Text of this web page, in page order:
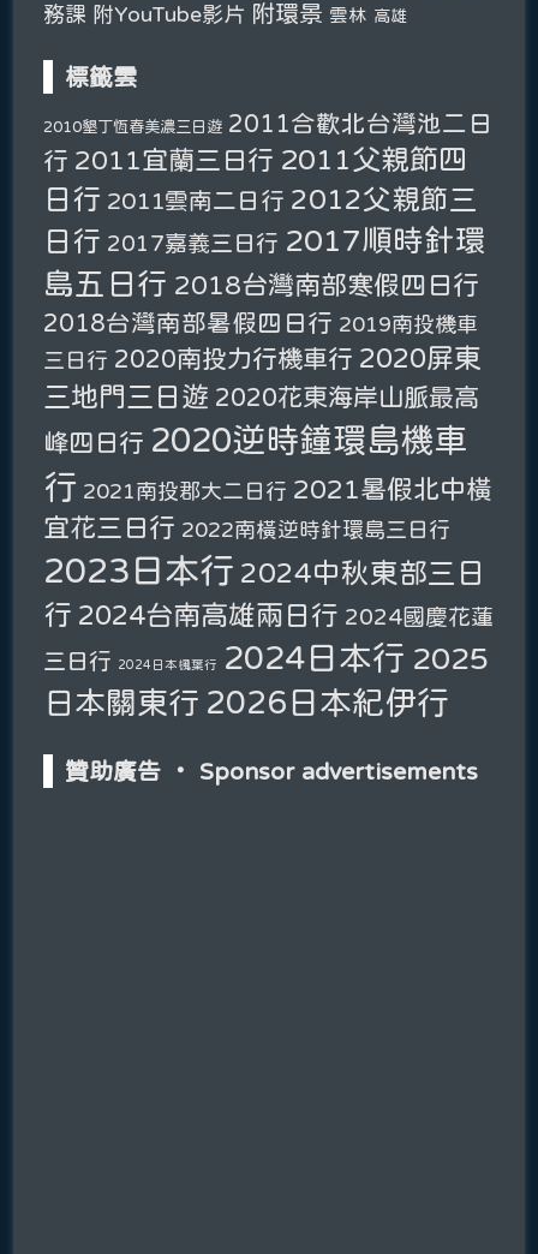
務課 附YouTube影片 附環景 雲林 高雄
標籤雲
2010墾丁恆春美濃三日遊 2011合歡北台灣池二日
行 2011宜蘭三日行 2011父親節四
日行 2011雲南二日行 2012父親節三
日行 2017嘉義三日行 2017順時針環
島五日行 2018台灣南部寒假四日行
2018台灣南部暑假四日行 2019南投機車
三日行 2020南投力行機車行 2020屏東
三地門三日遊 2020花東海岸山脈最高
峰四日行 2020逆時鐘環島機車
行 2021南投郡大二日行 2021暑假北中橫
宜花三日行 2022南橫逆時針環島三日行
2023日本行 2024中秋東部三日
行 2024台南高雄兩日行 2024國慶花蓮
三日行 2024日本楓葉行 2024日本行 2025
日本關東行 2026日本紀伊行
贊助廣告 ‧ Sponsor advertisements